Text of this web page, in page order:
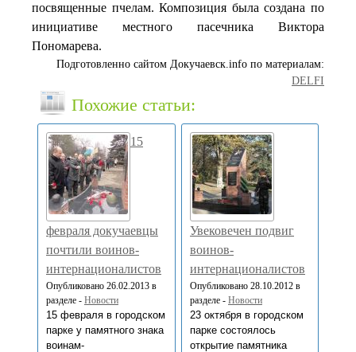
посвященные пчелам.Композиция была создана по
инициативе местного пасечника Виктора
Пономарева.
Подготовленно сайтом Докучаевск.info по материалам:
DELFI
Похожие статьи:
15
февраля докучаевцы
почтили воинов-
интернационалистов
Опубликовано 26.02.2013 в
разделе - Новости
15 февраля в городском
парке у памятного знака
воинам-
Увековечен подвиг
воинов-
интернационалистов
Опубликовано 28.10.2012 в
разделе - Новости
23 октября в городском
парке состоялось
открытие памятника